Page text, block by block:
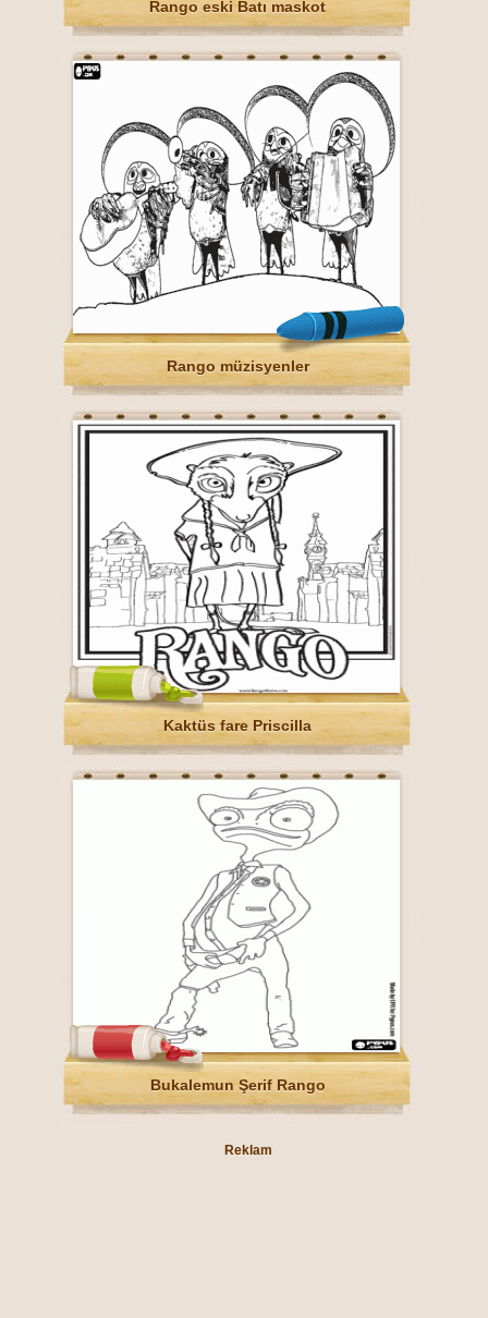
Rango eski Batı maskot
Rango müzisyenler
Kaktüs fare Priscilla
Bukalemun Şerif Rango
Reklam